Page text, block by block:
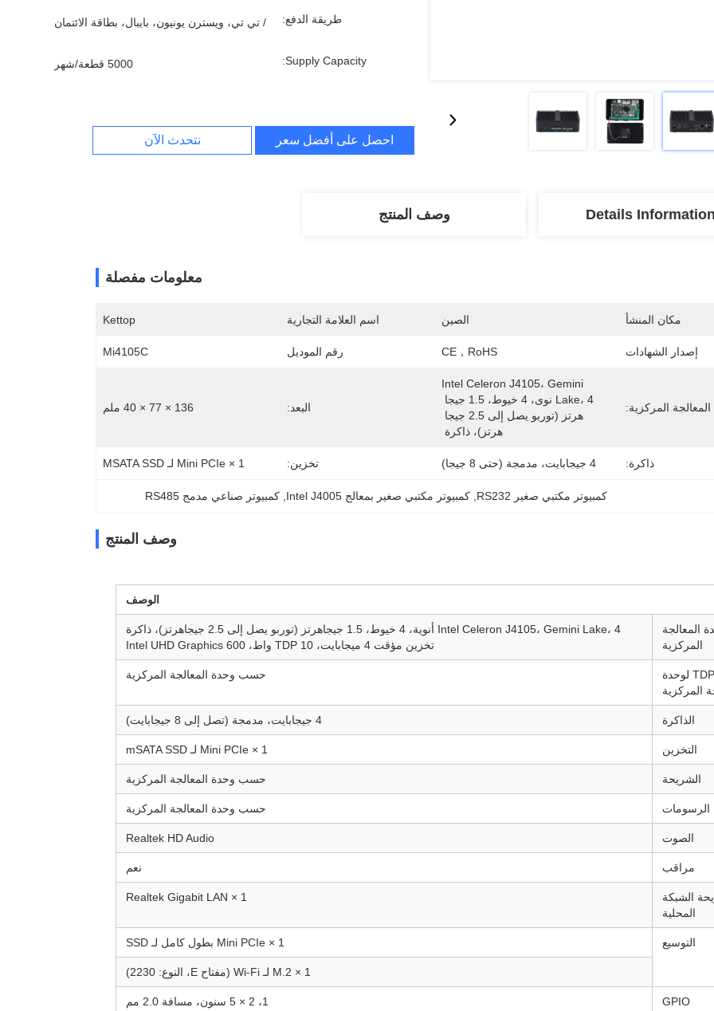
طريقة الدفع: / تي تي، ويسترن يونيون، بايبال، بطاقة الائتمان
Supply Capacity: 5000 قطعة/شهر
احصل على أفضل سعر نتحدث الآن
Details Information وصف المنتج
معلومات مفصلة
مكان المنشأ الصين اسم العلامة التجارية Kettop
إصدار الشهادات CE，RoHS رقم الموديل Mi4105C
المركزية:
Intel Celeron J4105، Gemini
هرتز)، ذاكرة
البعد: 136 × 77 × 40 ملم
ذاكرة: 4 جيجابايت، مدمجة (حتى 8 جيجا) تخزين: 1 × Mini PCIe لـ MSATA SSD
كمبيوتر مكتبي صغير RS232 , كمبيوتر مكتبي صغير بمعالج Intel J4005 , كمبيوتر صناعي مدمج RS485
وصف المنتج
الوصف
المعالجة
المركزية
Intel Celeron J4105، Gemini Lake، 4 أنوية، 4 خيوط، 1.5 جيجاهرتز (توربو يصل إلى 2.5 جيجاهرتز)، ذاكرة
تخزين مؤقت 4 ميجابايت، TDP 10 واط، Intel UHD Graphics 600
TDP لوحدة
المركزية
حسب وحدة المعالجة المركزية
الذاكرة 4 جيجابايت، مدمجة (تصل إلى 8 جيجابايت)
التخزين 1 × Mini PCIe لـ mSATA SSD
الشريحة حسب وحدة المعالجة المركزية
الرسومات حسب وحدة المعالجة المركزية
الصوت Realtek HD Audio
مراقب نعم
الشبكة
المحلية
1 × Realtek Gigabit LAN
التوسيع 1 × Mini PCIe بطول كامل لـ SSD
1 × M.2 لـ Wi-Fi (مفتاح E، النوع: 2230)
GPIO 1، 2 × 5 سنون، مسافة 2.0 مم